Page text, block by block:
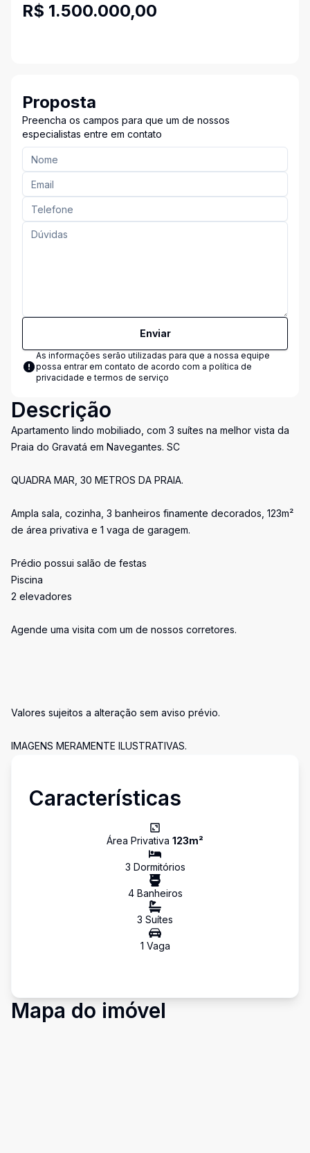
R$ 1.500.000,00
Proposta
Preencha os campos para que um de nossos
especialistas entre em contato
Enviar
As informações serão utilizadas para que a nossa equipe
possa entrar em contato de acordo com a política de
privacidade e termos de serviço
Descrição
Apartamento lindo mobiliado, com 3 suítes na melhor vista da
Praia do Gravatá em Navegantes. SC
QUADRA MAR, 30 METROS DA PRAIA.
Ampla sala, cozinha, 3 banheiros finamente decorados, 123m²
de área privativa e 1 vaga de garagem.
Prédio possui salão de festas
Piscina
2 elevadores
Agende uma visita com um de nossos corretores.
Valores sujeitos a alteração sem aviso prévio.
IMAGENS MERAMENTE ILUSTRATIVAS.
Características
Área Privativa 123m²
3 Dormitórios
4Banheiros
3 Suítes
1 Vaga
Mapa do imóvel